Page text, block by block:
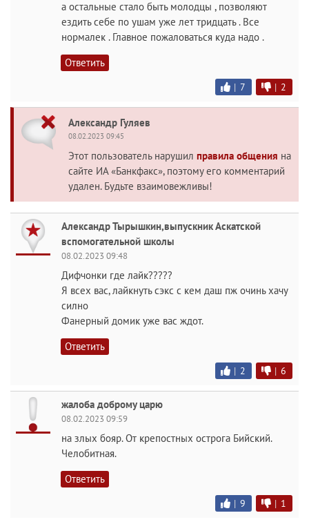
а остальные стало быть молодцы , позволяют
ездить себе по ушам уже лет тридцать . Все
нормалек . Главное пожаловаться куда надо .
Ответить
| 7 | 2
Александр Гуляев
08.02.2023 09:45
Этот пользователь нарушил правила общения на
сайте ИА «Банкфакс», поэтому его комментарий
удален. Будьте взаимовежливы!
Александр Тырышкин,выпускник Аскатской
вспомогательной школы
08.02.2023 09:48
Дифчонки где лайк?????
Я всех вас, лайкнуть сэкс с кем даш пж очинь хачу
силно
Фанерный домик уже вас ждот.
Ответить
| 2 | 6
жалоба доброму царю
08.02.2023 09:59
на злых бояр. От крепостных острога Бийский.
Челобитная.
Ответить
| 9 | 1